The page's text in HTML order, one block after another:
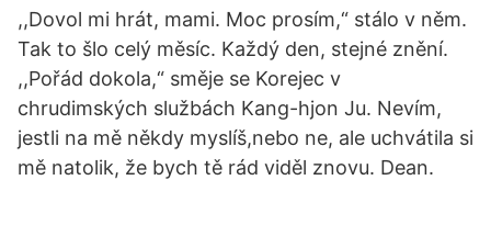
,,Dovol mi hrát, mami. Moc prosím,“ stálo v něm.
Tak to šlo celý měsíc. Každý den, stejné znění.
,,Pořád dokola,“ směje se Korejec v
chrudimských službách Kang-hjon Ju. Nevím,
jestli na mě někdy myslíš,nebo ne, ale uchvátila si
mě natolik, že bych tě rád viděl znovu. Dean.